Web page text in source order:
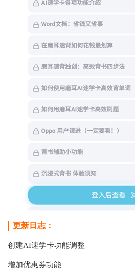
更新日志：
创建AI速学卡功能调整
增加优惠券功能